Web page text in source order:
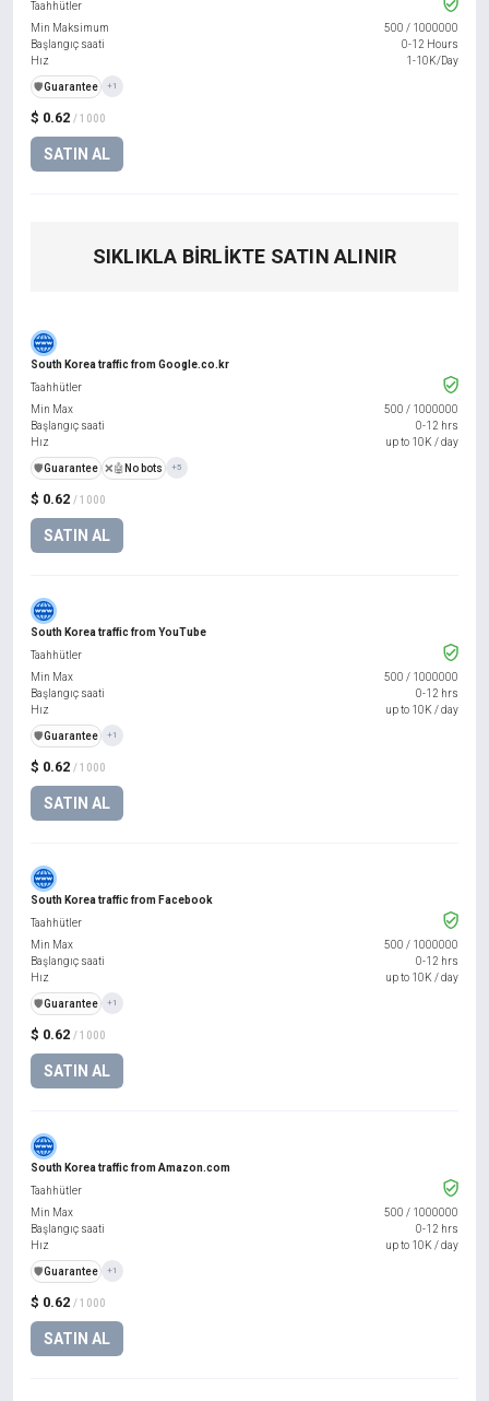
$ 0.62 / 1000
SATIN AL
Taahhütler
Min Maksimum
500 / 1000000
Başlangıç saati
0-12 Hours
Hız
1-10K/Day
️🛡️Guarantee +1
SIKLIKLA BIRLIKTE SATIN ALINIR
South Korea traffic from Google.co.kr
$ 0.62 / 1000
SATIN AL
Taahhütler
Min Max
500 / 1000000
Başlangıç saati
0-12 hrs
Hız
up to 10K / day
️🛡️Guarantee ❌🤖 No bots +5
South Korea traffic from YouTube
$ 0.62 / 1000
SATIN AL
Taahhütler
Min Max
500 / 1000000
Başlangıç saati
0-12 hrs
Hız
up to 10K / day
️🛡️Guarantee +1
South Korea traffic from Facebook
$ 0.62 / 1000
SATIN AL
Taahhütler
Min Max
500 / 1000000
Başlangıç saati
0-12 hrs
Hız
up to 10K / day
️🛡️Guarantee +1
South Korea traffic from Amazon.com
$ 0.62 / 1000
SATIN AL
Taahhütler
Min Max
500 / 1000000
Başlangıç saati
0-12 hrs
Hız
up to 10K / day
️🛡️Guarantee +1